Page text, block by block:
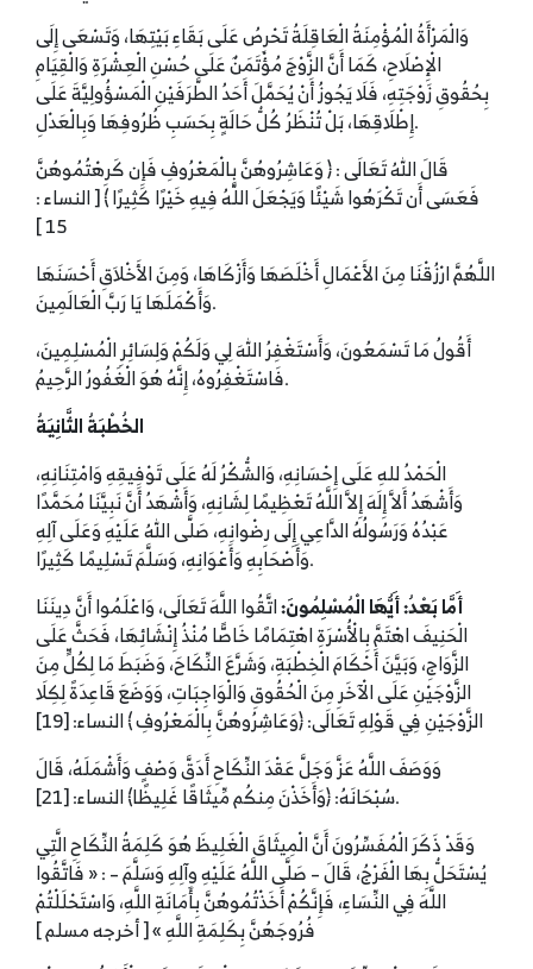
وَالْمَرْأَةُ الْمُؤْمِنَةُ الْعَاقِلَةُ تَحْرِصُ عَلَى بَقَاءِ بَيْتِهَا، وَتَسْعَى إِلَى
الْإِصْلَاحِ، كَمَا أَنَّ الزَّوْجَ مُؤْتَمَنٌ عَلَى حُسْنِ الْعِشْرَةِ وَالْقِيَامِ
بِحُقُوقِ زَوْجَتِهِ، فَلَا يَجُوزُ أَنْ يُحَمَّلَ أَحَدُ الطَّرَفَيْنِ الْمَسْؤُولِيَّةَ عَلَى
إِطْلَاقِهَا، بَلْ تُنْظَرُ كُلُّ حَالَةٍ بِحَسَبِ ظُرُوفِهَا وَبِالْعَدْلِ.
قَالَ اللهُ تَعَالَى : ﴿ وَعَاشِرُوهُنَّ بِالْمَعْرُوفِ فَإِن كَرِهْتُمُوهُنَّ
فَعَسَى أَن تَكْرَهُوا شَيْئًا وَيَجْعَلَ اللَّهُ فِيهِ خَيْرًا كَثِيرًا ﴾ [ النساء :
15 ]
اللَّهُمَّ ارْزُقْنَا مِنَ الأَعْمَالِ أَخْلَصَهَا وَأَزْكَاهَا، وَمِنَ الأَخْلاَقِ أَحْسَنَهَا
وَأَكْمَلَهَا يَا رَبَّ الْعَالَمِينَ.
أَقُولُ مَا تَسْمَعُونَ، وَأَسْتَغْفِرُ اللهَ لِي وَلَكُمْ وَلِسَائِرِ الْمُسْلِمِينَ،
فَاسْتَغْفِرُوهُ، إِنَّهُ هُوَ الْغَفُورُ الرَّحِيمُ.
الخُطْبَةُ الثَّانِيَةُ
الْحَمْدُ للهِ عَلَى إِحْسَانِهِ، وَالشُّكْرُ لَهُ عَلَى تَوْفِيقِهِ وَامْتِنَانِهِ،
وَأَشْهَدُ أَلاَّ إِلَهَ إِلاَّ اللَّهُ تَعْظِيمًا لِشَانِهِ، وَأَشْهَدُ أَنَّ نَبِيَّنَا مُحَمَّدًا
عَبْدُهُ وَرَسُولُهُ الدَّاعِي إِلَى رِضْوانِهِ، صَلَّى اللهُ عَلَيْهِ وَعَلَى آلِهِ
وَأَصْحَابِهِ وَأَعْوَانِهِ، وَسَلَّمَ تَسْلِيمًا كَثِيرًا.
أَمَّا بَعْدُ: أَيُّهَا الْمُسْلِمُونَ:اتَّقُوا اللَّهَ تَعَالَى، وَاعْلَمُوا أَنَّ دِينَنَا
الْحَنِيفَ اهْتَمَّ بِالْأُسْرَةِ اهْتِمَامًا خَاصًّا مُنْذُ إِنْشَائِهَا، فَحَثَّ عَلَى
الزَّوَاجِ، وَبَيَّنَ أَحْكَامَ الْخِطْبَةِ، وَشَرَّعَ النِّكَاحَ، وَضَبَطَ مَا لِكُلٍّ مِنَ
الزَّوْجَيْنِ عَلَى الْآخَرِ مِنَ الْحُقُوقِ وَالْوَاجِبَاتِ، وَوَضَعَ قَاعِدَةً لِكِلَا
الزَّوْجَيْنِ فِي قَوْلِهِ تَعَالَى: ﴿وَعَاشِرُوهُنَّ بِالْمَعْرُوفِ ﴾ النساء: [19]
وَوَصَفَ اللَّهُ عَزَّ وَجَلَّ عَقْدَ النِّكَاحِ أَدَقَّ وَصْفٍ وَأَشْمَلَهُ، قَالَ
سُبْحَانَهُ: ﴿وَأَخَذْنَ مِنكُم مِّيثَاقًا غَلِيظًا﴾ النساء: [21].
وَقَدْ ذَكَرَ الْمُفَسِّرُونَ أَنَّ الْمِيثَاقَ الْغَلِيظَ هُوَ كَلِمَةُ النِّكَاحِ الَّتِي
يُسْتَحَلُّ بِهَا الْفَرْجُ، قَالَ – صَلَّى اللَّهُ عَلَيْهِ وِآلِهِ وَسَلَّمَ – : « فَاتَّقُوا
اللَّهَ فِي النِّسَاءِ، فَإِنَّكُمْ أَخَذْتُمُوهُنَّ بِأَمَانَةِ اللَّهِ، وَاسْتَحْلَلْتُمْ
فُرُوجَهُنَّ بِكَلِمَةِ اللَّهِ » [ أخرجه مسلم ]